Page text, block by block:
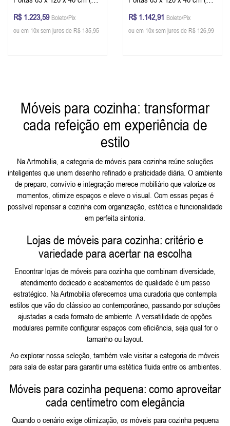
Imbuia Glazer
R$ 1.223,59 Boleto/Pix
ou em 10x sem juros de R$ 135,95
Imbuia Glazer
R$ 1.142,91 Boleto/Pix
ou em 10x sem juros de R$ 126,99
Móveis para cozinha: transformar
cada refeição em experiência de
estilo
Na Artmobilia, a categoria de móveis para cozinha reúne soluções
inteligentes que unem desenho refinado e praticidade diária. O ambiente
de preparo, convívio e integração merece mobiliário que valorize os
momentos, otimize espaços e eleve o visual. Com essas peças é
possível repensar a cozinha com organização, estética e funcionalidade
em perfeita sintonia.
Lojas de móveis para cozinha: critério e
variedade para acertar na escolha
Encontrar lojas de móveis para cozinha que combinam diversidade,
atendimento dedicado e acabamentos de qualidade é um passo
estratégico. Na Artmobilia oferecemos uma curadoria que contempla
estilos que vão do clássico ao contemporâneo, passando por soluções
ajustadas a cada formato de ambiente. A versatilidade de opções
modulares permite configurar espaços com eficiência, seja qual for o
tamanho ou layout.
Ao explorar nossa seleção, também vale visitar a categoria de móveis
para sala de estarpara garantir uma estética fluida entre os ambientes.
Móveis para cozinha pequena: como aproveitar
cada centímetro com elegância
Quando o cenário exige otimização, os móveis para cozinha pequena